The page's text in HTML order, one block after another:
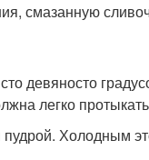
смазанную
девяносто
легко
Холодным